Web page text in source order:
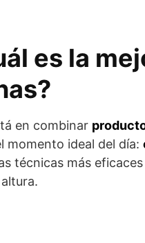
es la
en combinar
momento ideal del día:
técnicas más